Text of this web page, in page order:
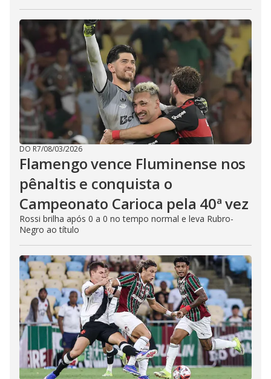
DO R7/08/03/2026
Flamengo vence Fluminense nos
pênaltis e conquista o
Campeonato Carioca pela 40ª vez
Rossi brilha após 0 a 0 no tempo normal e leva Rubro-
Negro ao título